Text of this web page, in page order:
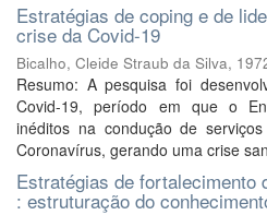
Estratégias de coping e de
crise da Covid-19
Bicalho, Cleide Straub da Silva,
Resumo: A pesquisa foi
Covid-19, período em que o
inéditos na condução de
Coronavírus, gerando uma crise
Estratégias de fortalecimento
: estruturação do